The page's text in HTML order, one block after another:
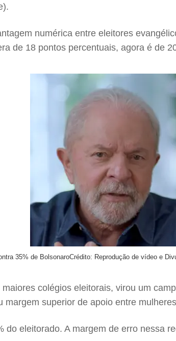
numérica entre eleitores
de 18 pontos percentuais, agora é de
35% de BolsonaroCrédito: Reprodução de vídeo e
colégios eleitorais, virou um
margem superior de apoio entre
do eleitorado. A margem de erro nessa